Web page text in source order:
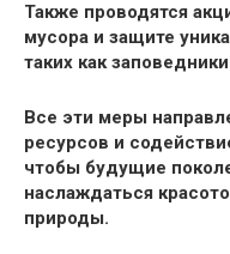
Также проводятся
мусора и защите
таких как
Все эти меры
ресурсов и
чтобы будущие
наслаждаться
природы.